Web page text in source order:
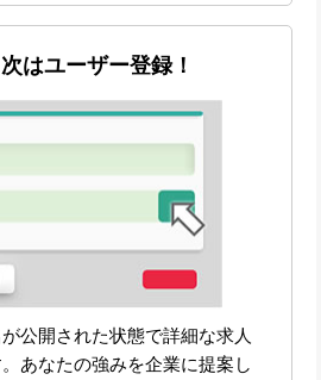
次はユーザー登録！
が公開された状態で詳細な求人
あなたの強みを企業に提案し